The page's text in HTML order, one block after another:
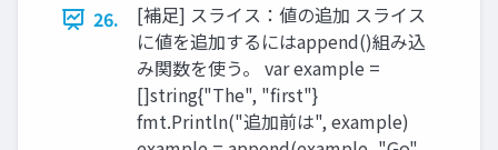
26.
[補足] スライス：値の追加 スライス
に値を追加するにはappend()組み込
み関数を使う。 var example =
[]string{"The", "first"}
fmt.Println("追加前は", example)